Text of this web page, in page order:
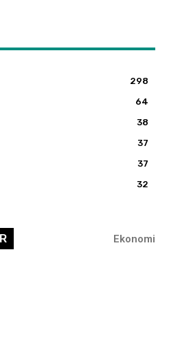
298
64
38
37
37
32
Ekonomi